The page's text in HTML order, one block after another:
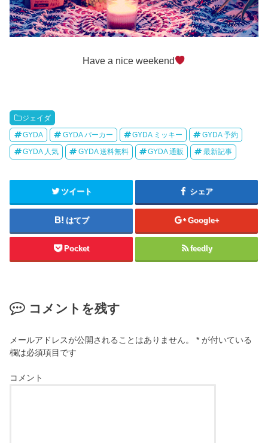
Have a nice weekend
ジェイダ
GYDA GYDA パーカー GYDA ミッキー GYDA 予約
GYDA 人気 GYDA 送料無料 GYDA 通販 最新記事
ツイート シェア
はてブ Google+
Pocket feedly
コメントを残す
メールアドレスが公開されることはありません。 * が付いている
欄は必須項目です
コメント